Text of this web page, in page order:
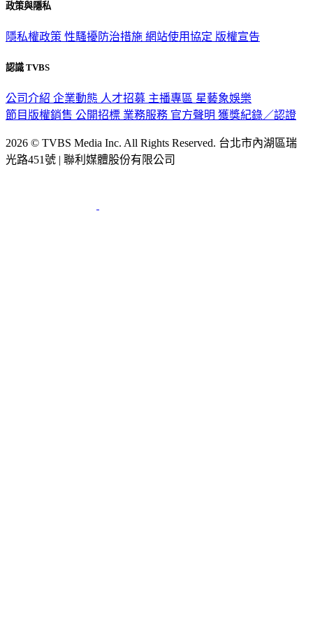
政策與隱私
隱私權政策 性騷擾防治措施 網站使用協定 版權宣告
認識 TVBS
公司介紹 企業動態 人才招募 主播專區 星藝象娛樂
節目版權銷售 公開招標 業務服務 官方聲明 獲獎紀錄／認證
2026 © TVBS Media Inc. All Rights Reserved. 台北市內湖區瑞
光路451號 | 聯利媒體股份有限公司